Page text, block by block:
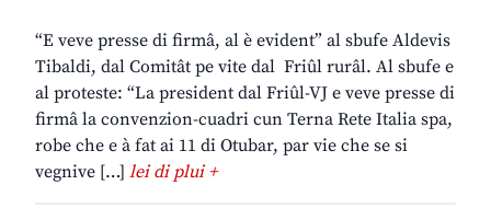
“E veve presse di firmâ, al è evident” al sbufe Aldevis
Tibaldi, dal Comitât pe vite dal Friûl rurâl. Al sbufe e
al proteste: “La president dal Friûl-VJ e veve presse di
firmâ la convenzion-cuadri cun Terna Rete Italia spa,
robe che e à fat ai 11 di Otubar, par vie che se si
vegnive […] lei di plui +